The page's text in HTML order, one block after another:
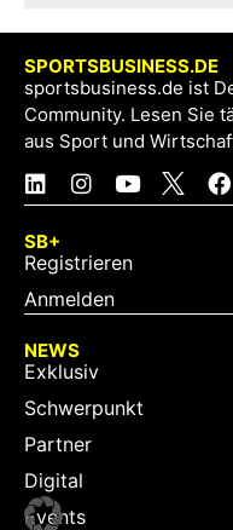
SPORTSBUSINESS.DE
sportsbusiness.de ist
Community. Lesen Sie
aus Sport und
SB+
Registrieren
Anmelden
NEWS
Exklusiv
Schwerpunkt
Partner
Digital
Events